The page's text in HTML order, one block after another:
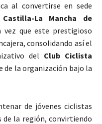
al convertirse en sede
La Mancha de
vez que este prestigioso
consolidando así el
del Club Ciclista
de la organización bajo la
de jóvenes ciclistas
la región, convirtiendo